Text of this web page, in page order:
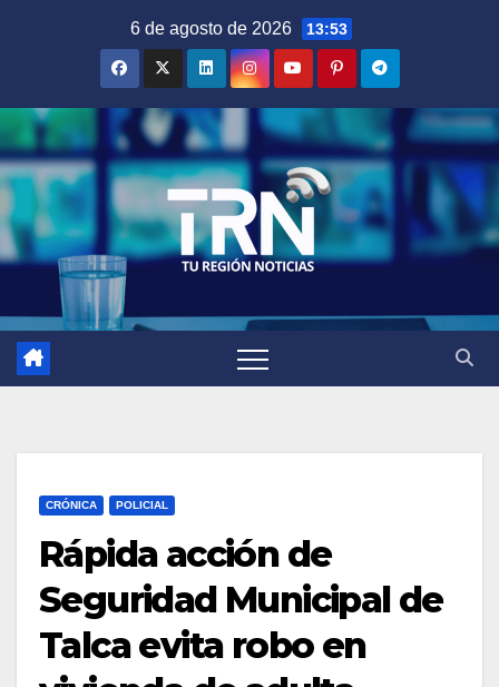
6 de agosto de 2026 13:53
CRÓNICA POLICIAL
Rápida acción de
Seguridad Municipal de
Talca evita robo en